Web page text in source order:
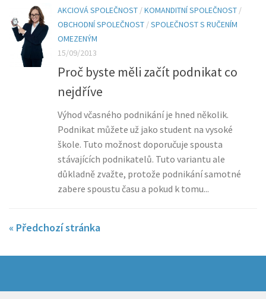
AKCIOVÁ SPOLEČNOST /KOMANDITNÍ SPOLEČNOST /
OBCHODNÍ SPOLEČNOST /SPOLEČNOST S RUČENÍM
OMEZENÝM
15/09/2013
Proč byste měli začít podnikat co
nejdříve
Výhod včasného podnikání je hned několik.
Podnikat můžete už jako student na vysoké
škole. Tuto možnost doporučuje spousta
stávajících podnikatelů. Tuto variantu ale
důkladně zvažte, protože podnikání samotné
zabere spoustu času a pokud k tomu...
« Předchozí stránka